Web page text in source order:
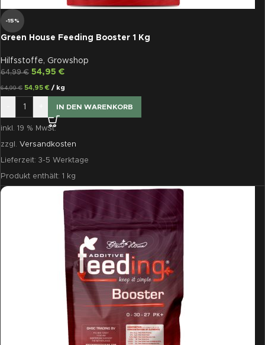
-15%
Green House Feeding Booster 1 Kg
Hilfsstoffe, Growshop
64,99€ 54,95 €
64,99€ 54,95€ / kg
IN DEN WARENKORB
inkl. 19 % MwSt.
zzgl. Versandkosten
Lieferzeit: 3-5 Werktage
Produkt enthält: 1 kg